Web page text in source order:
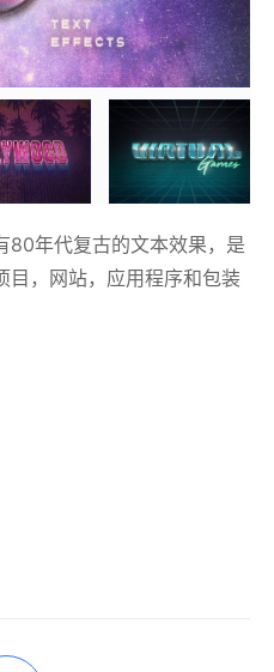
80年代复古的文本效果，是
目，网站，应用程序和包装